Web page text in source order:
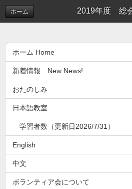
ホーム
ホーム Home
新着情報 New News!
おたのしみ
日本語教室
学習者数（更新日2026/7/31）
English
中文
ボランティア会について